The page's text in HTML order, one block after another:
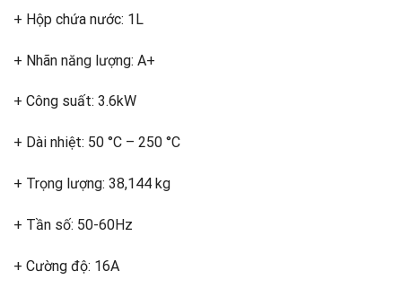
+ Hộp chứa nước: 1L
+ Nhãn năng lượng: A+
+ Công suất: 3.6kW
+ Dài nhiệt: 50 °C – 250 °C
+ Trọng lượng: 38,144 kg
+ Tần số: 50-60Hz
+ Cường độ: 16A